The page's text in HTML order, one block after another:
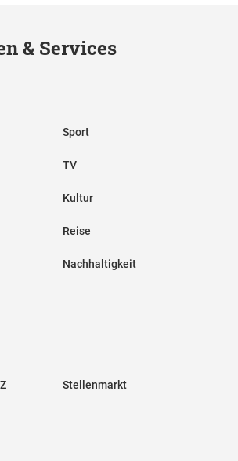
& Services
Sport
TV
Kultur
Reise
Nachhaltigkeit
Stellenmarkt